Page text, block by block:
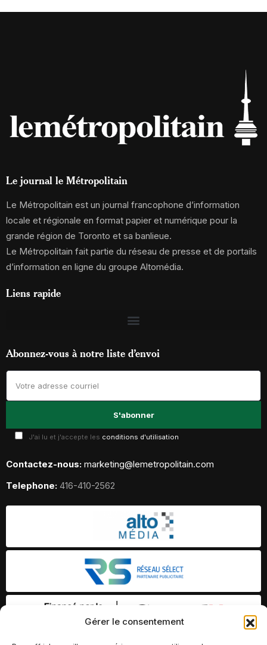
Gérer le consentement
Le journal le Métropolitain
Le Métropolitain est un journal francophone d’information
locale et régionale en format papier et numérique pour la
grande région de Toronto et sa banlieue.
Le Métropolitain fait partie du réseau de presse et de portails
d’information en ligne du groupe Altomédia.
Liens rapide
Abonnez-vous à notre liste d’envoi
J'ai lu et j'accepte les conditions d'utilisation
Contactez-nous: marketing@lemetropolitain.com
Telephone: 416-410-2562